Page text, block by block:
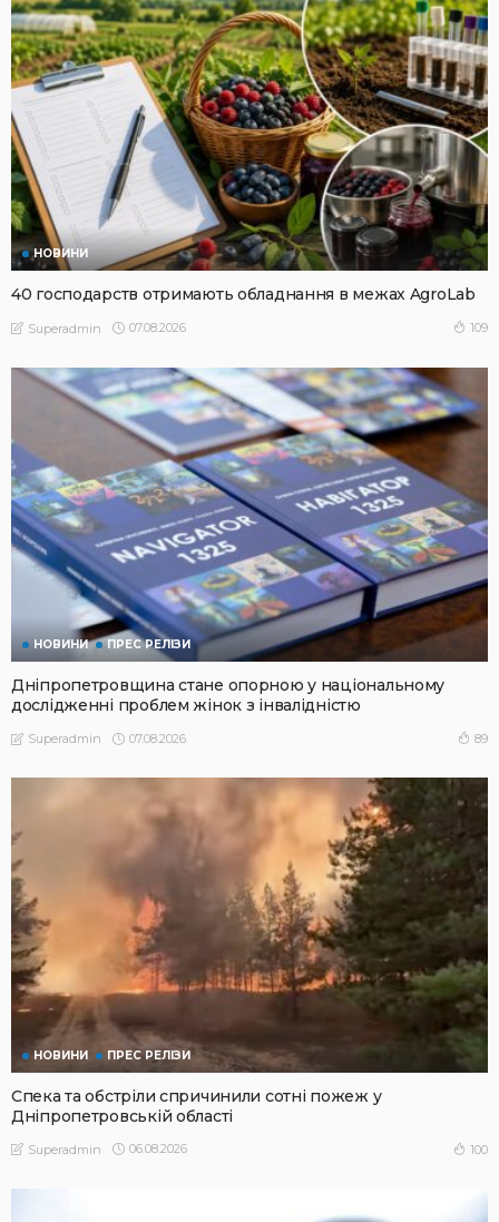
НОВИНИ
40 господарств отримають обладнання в межах AgroLab
Superadmin 07.08.2026 109
НОВИНИ ПРЕС РЕЛІЗИ
Дніпропетровщина стане опорною у національному
дослідженні проблем жінок з інвалідністю
Superadmin 07.08.2026 89
НОВИНИ ПРЕС РЕЛІЗИ
Спека та обстріли спричинили сотні пожеж у
Дніпропетровській області
Superadmin 06.08.2026 100